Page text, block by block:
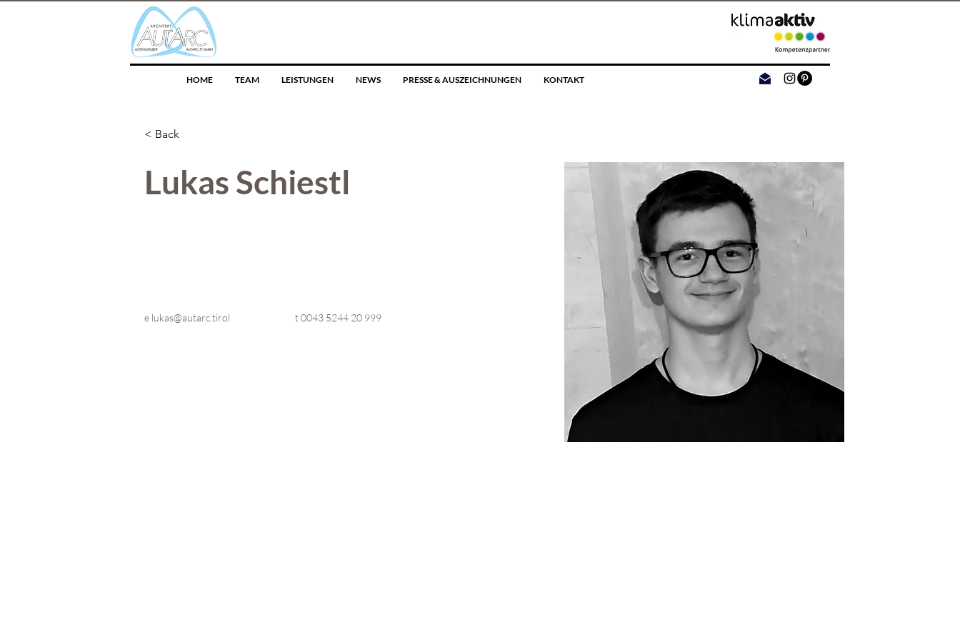
HOME TEAM LEISTUNGEN NEWS PRESSE & AUSZEICHNUNGEN KONTAKT
< Back
Lukas Schiestl
e lukas@autarc.tirol t 0043 5244 20 999